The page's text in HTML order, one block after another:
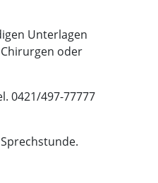
Unterlagen
oder
0421/497-77777